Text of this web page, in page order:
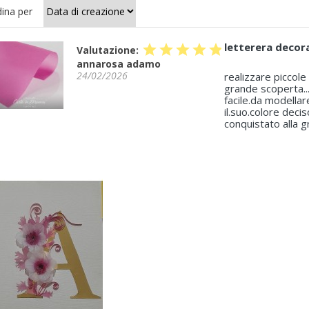
per
Valutazione: starstarstarstarstar
annarosa adamo
24/02/2026
letterera
realizzare
grande
facile.da
il.suo.colore
conquistato alla